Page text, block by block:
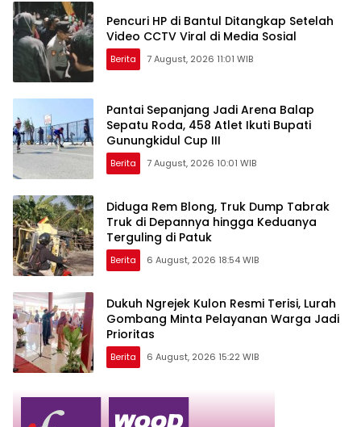
Pencuri HP di Bantul Ditangkap Setelah
Video CCTV Viral di Media Sosial
Berita 7 August, 2026 11:01 WIB
Pantai Sepanjang Jadi Arena Balap
Sepatu Roda, 458 Atlet Ikuti Bupati
Gunungkidul Cup III
Berita 7 August, 2026 10:01 WIB
Diduga Rem Blong, Truk Dump Tabrak
Truk di Depannya hingga Keduanya
Terguling di Patuk
Berita 6 August, 2026 18:54 WIB
Dukuh Ngrejek Kulon Resmi Terisi, Lurah
Gombang Minta Pelayanan Warga Jadi
Prioritas
Berita 6 August, 2026 15:22 WIB